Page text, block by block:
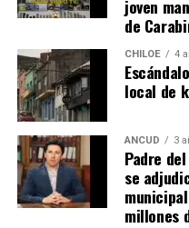
Voces al unísono se
sociales, el pedido de
resuena desde todo
parte de Camila Gómez,
que, a diferencia del
los caminos conducen a…
espera ese gesto por
Tomás, los pasos siguen
en pos de que cada
que una llegada a
joven
de
CHILOE 4
local de
ANCUD 3
Padre
se
millones